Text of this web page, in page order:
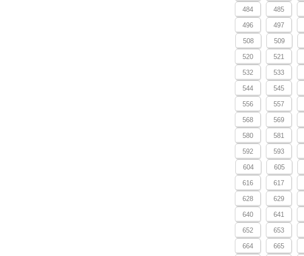
484 485
496 497
508 509
520 521
532 533
544 545
556 557
568 569
580 581
592 593
604 605
616 617
628 629
640 641
652 653
664 665